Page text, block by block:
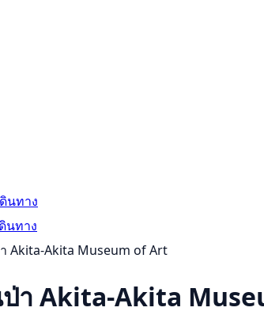
นทาง
นทาง
Akita-Akita Museum of Art
ป่า Akita-Akita